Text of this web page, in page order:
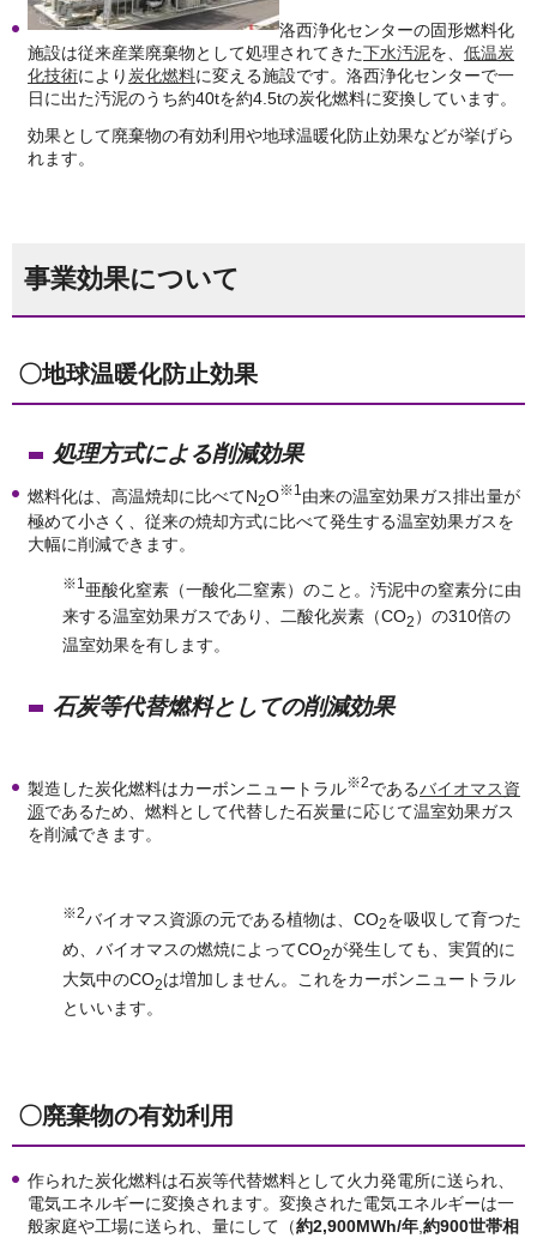
洛西浄化センターの固形燃料化
施設は従来産業廃棄物として処理されてきた下水汚泥を、 低温炭
化技術により炭化燃料に変える施設です。洛西浄化センターで一
日に出た汚泥のうち約40tを約4.5tの炭化燃料に変換しています。
効果として廃棄物の有効利用や地球温暖化防止効果などが挙げら
れます。
事業効果について
〇地球温暖化防止効果
処理方式による削減効果
燃料化は、高温焼却に比べてN2O※1 由来の温室効果ガス排出量が
極めて小さく、従来の焼却方式に比べて発生する温室効果ガスを
大幅に削減できます。
※1 亜酸化窒素（一酸化二窒素）のこと。汚泥中の窒素分に由
来する温室効果ガスであり、二酸化炭素（CO2 ）の310倍の
温室効果を有します。
石炭等代替燃料としての削減効果
製造した炭化燃料はカーボンニュートラル※2であるバイオマス資
源であるため、燃料として代替した石炭量に応じて温室効果ガス
を削減できます。
※2バイオマス資源の元である植物は、CO2を吸収して育つた
め、バイオマスの燃焼によってCO2が発生しても、実質的に
大気中のCO2は増加しません。これをカーボンニュートラル
といいます。
〇廃棄物の有効利用
作られた炭化燃料は石炭等代替燃料として火力発電所に送られ、
電気エネルギーに変換されます。変換された電気エネルギーは一
般家庭や工場に送られ、量にして（約2,900MWh/年,約900世帯相